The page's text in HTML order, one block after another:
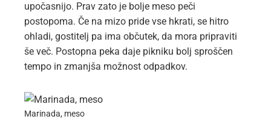
upočasnijo. Prav zato je bolje meso peči
postopoma. Če na mizo pride vse hkrati, se hitro
ohladi, gostitelj pa ima občutek, da mora pripraviti
še več. Postopna peka daje pikniku bolj sproščen
tempo in zmanjša možnost odpadkov.
Marinada, meso